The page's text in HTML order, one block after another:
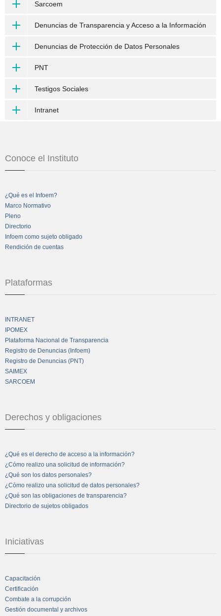
Sarcoem
Denuncias de Transparencia y Acceso a la Información
Denuncias de Protección de Datos Personales
PNT
Testigos Sociales
Intranet
Conoce el Instituto
¿Qué es el Infoem?
Marco Normativo
Pleno
Directorio
Infoem como sujeto obligado
Rendición de cuentas
Plataformas
INTRANET
IPOMEX
Plataforma Nacional de Transparencia
Registro de Denuncias (Infoem)
Registro de Denuncias (PNT)
SAIMEX
SARCOEM
Derechos y obligaciones
¿Qué es el derecho de acceso a la información?
¿Cómo realizo una solicitud de información?
¿Qué son los datos personales?
¿Cómo realizo una solicitud de datos personales?
¿Qué son las obligaciones de transparencia?
Directorio de sujetos obligados
Iniciativas
Capacitación
Certificación
Combate a la corrupción
Gestión documental y archivos